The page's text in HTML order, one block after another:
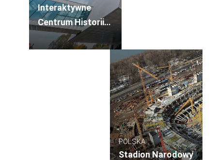
Interaktywne
Centrum Historii
Ostrowa
Tumskiego
POLSKA
Stadion Narodowy